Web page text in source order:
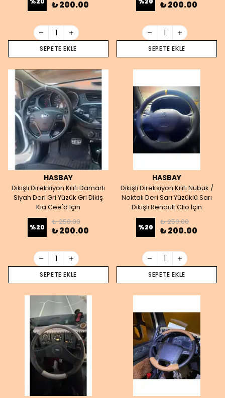
₺ 200.00
SEPETE EKLE
₺ 200.00
SEPETE EKLE
HASBAY
Dikişli Direksiyon Kılıfı Damarlı
Siyah Deri Gri Yüzük Gri Dikiş
Kia Cee'd Için
%20
₺ 250.00
₺ 200.00
SEPETE EKLE
HASBAY
Dikişli Direksiyon Kılıfı Nubuk /
Noktalı Deri Sarı Yüzüklü Sarı
Dikişli Renault Clio İçin
%20
₺ 250.00
₺ 200.00
SEPETE EKLE